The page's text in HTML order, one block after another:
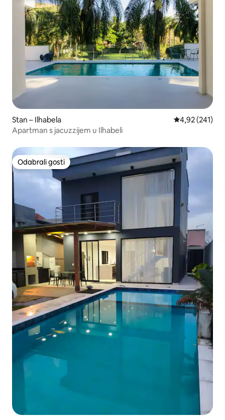
Stan – Ilhabela Prosječna
4,92 (241)
Apartman s jacuzzijem u Ilhabeli
Odabrali gosti
Odabrali gosti